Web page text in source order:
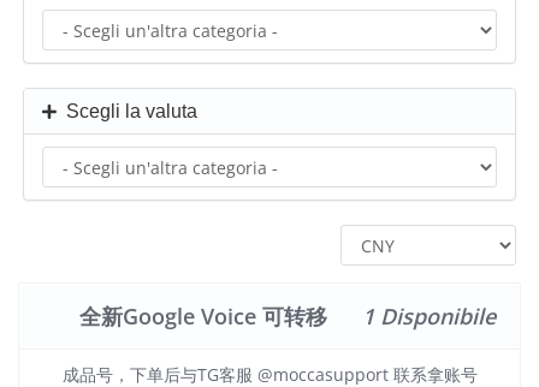
Scegli la valuta
全新Google Voice 可转移 1 Disponibile
成品号，下单后与TG客服 @moccasupport 联系拿账号